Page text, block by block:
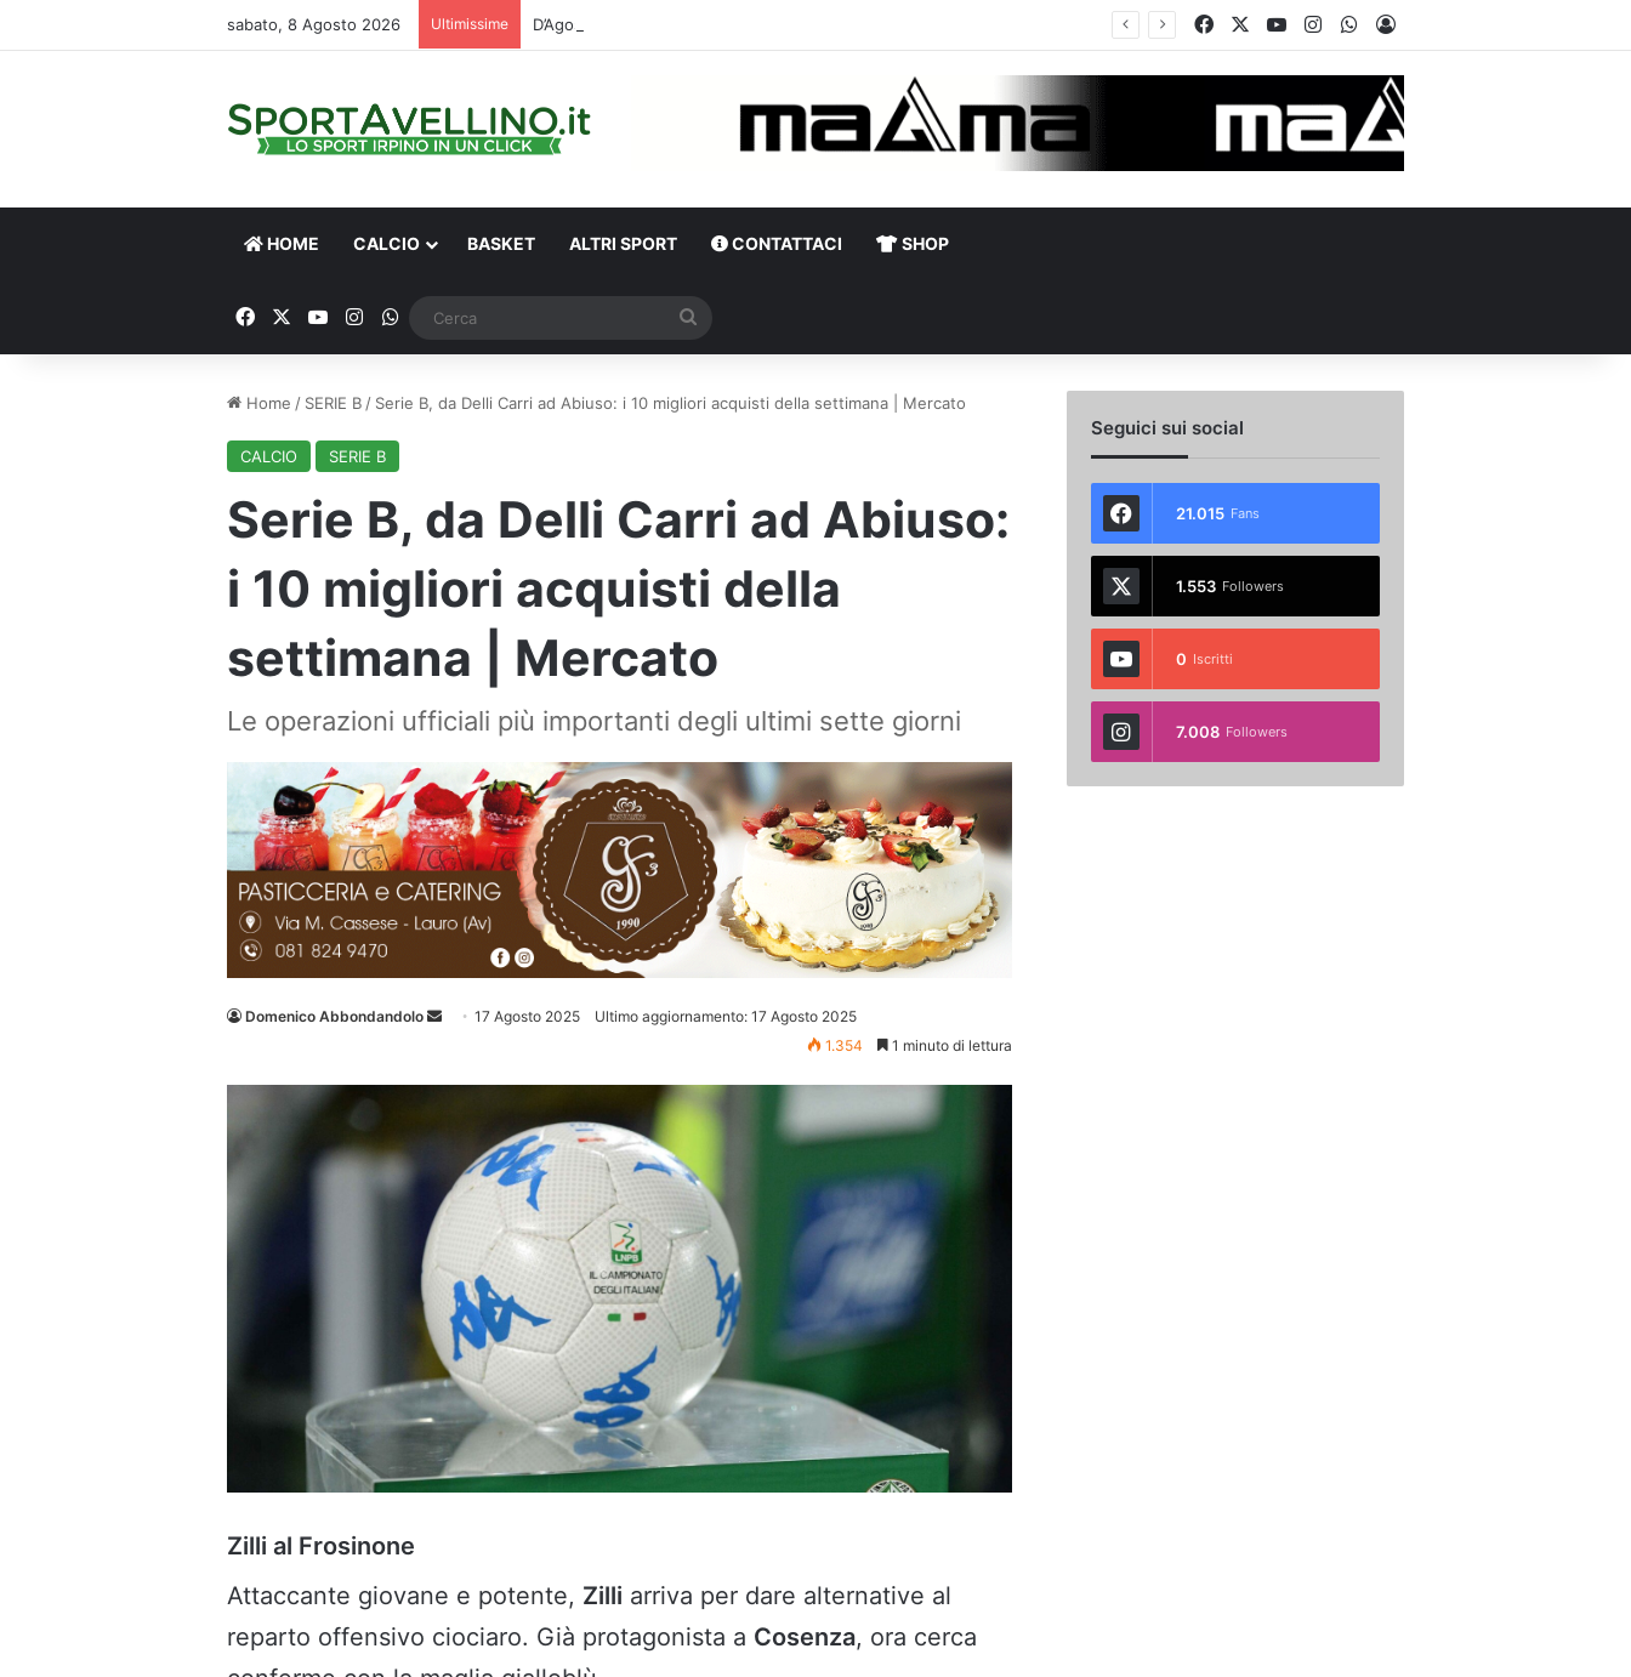
sabato, 8 Agosto 2026 Ultimissime FacebookYou TubeInstagramWhatsApp
Accedi
HOME CALCIO BASKET ALTRI SPORT CONTATTACI SHOP
FacebookYou TubeInstagram
WhatsApp
Home / SERIE B / Serie B, da Delli Carri ad Abiuso: i 10 migliori acquisti della settimana | Mercato
CALCIO SERIE B
Serie B, da Delli Carri ad Abiuso:
i 10 migliori acquisti della
settimana | Mercato
Le operazioni ufficiali più importanti degli ultimi sette giorni
Domenico Abbondandolo
Invia 17 Agosto 2025
Ultimo aggiornamento: 17 Agosto 2025
1.354
1 minuto di lettura
Zilli al Frosinone
Attaccante giovane e potente, Zilli arriva per dare alternative al
reparto offensivo ciociaro. Già protagonista a Cosenza, ora cerca
Seguici sui social
21.015 Fans
1.553 Followers
0 Iscritti
7.008 Followers